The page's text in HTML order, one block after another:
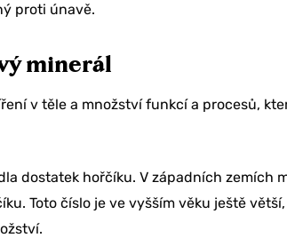
proti únavě.
minerál
v těle a množství funkcí a procesů,
dostatek hořčíku. V západních zemích
Toto číslo je ve vyšším věku ještě